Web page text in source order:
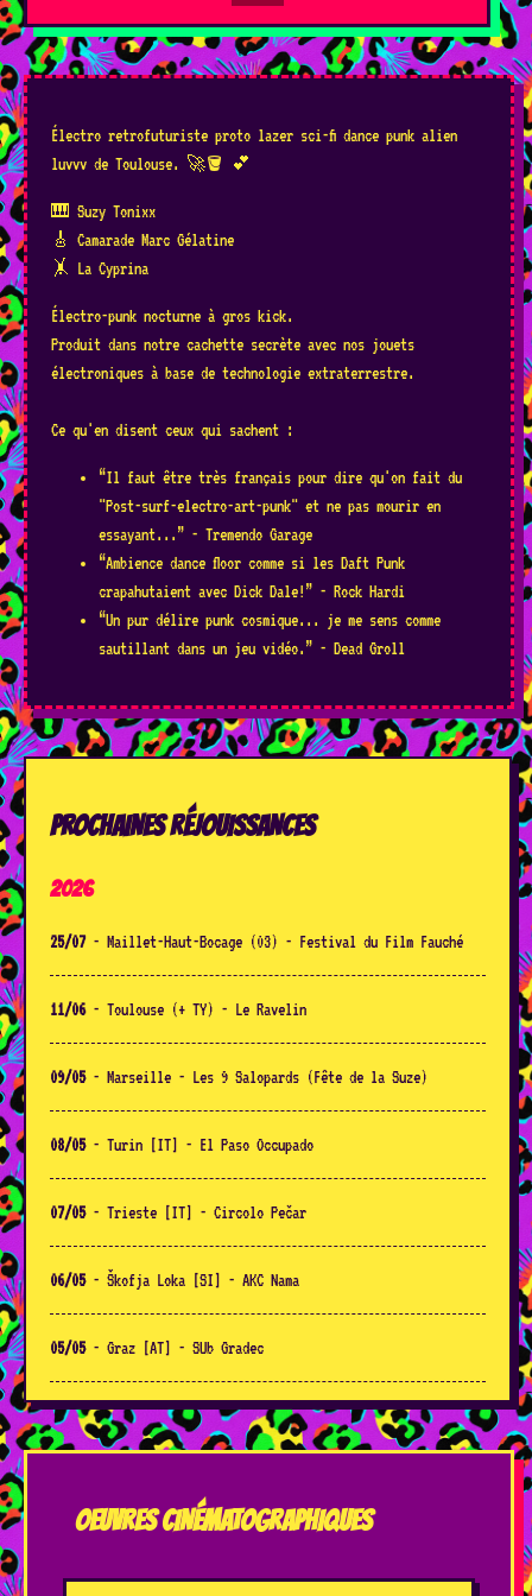
Électro retrofuturiste proto lazer sci-fi dance punk alien
luvvv de Toulouse. 🚀🪣 💕
🎹 Suzy Tonixx
🎸 Camarade Marc Gélatine
🤸 La Cyprina
Électro-punk nocturne à gros kick.
Produit dans notre cachette secrète avec nos jouets
électroniques à base de technologie extraterrestre.
Ce qu'en disent ceux qui sachent :
“Il faut être très français pour dire qu'on fait du
"Post-surf-electro-art-punk" et ne pas mourir en
essayant...” - Tremendo Garage
“Ambience dance floor comme si les Daft Punk
crapahutaient avec Dick Dale!” - Rock Hardi
“Un pur délire punk cosmique... je me sens comme
sautillant dans un jeu vidéo.” - Dead Groll
PROCHAINES RÉJOUISSANCES
2026
25/07- Maillet-Haut-Bocage (03) - Festival du Film Fauché
11/06- Toulouse (+ TY) - Le Ravelin
09/05- Marseille - Les 9 Salopards (Fête de la Suze)
08/05- Turin [IT] - El Paso Occupado
07/05- Trieste [IT] - Circolo Pečar
06/05- Škofja Loka [SI] - AKC Nama
05/05- Graz [AT] - SUb Gradec
04/05- Vienna [AT] - TÜWI
Jungle + It It Anita)
OEUVRES CINÉMATOGRAPHIQUES